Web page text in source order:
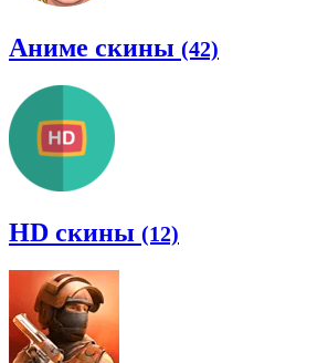
Аниме скины (42)
HD скины (12)